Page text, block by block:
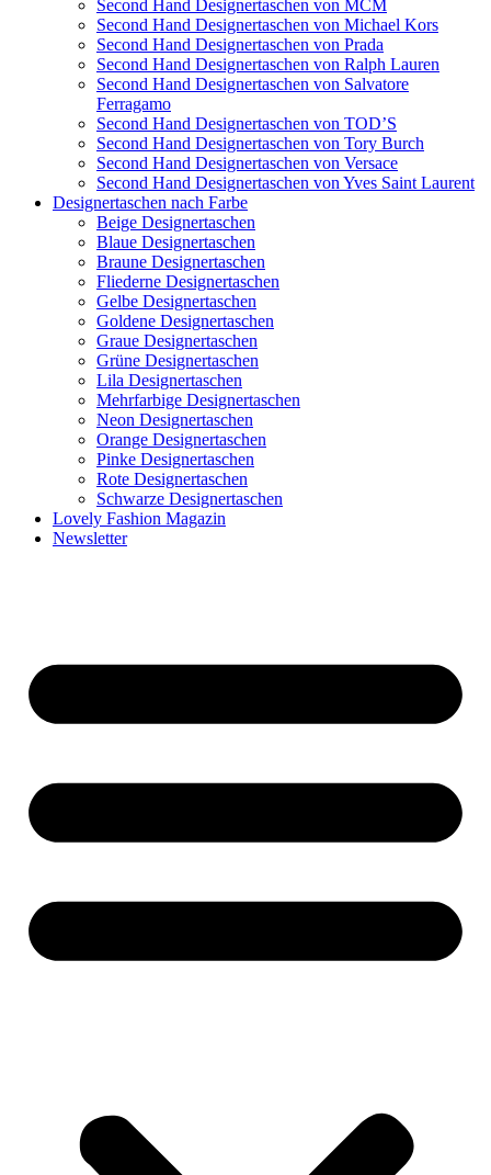
Second Hand Designertaschen von MCM
Second Hand Designertaschen von Michael Kors
Second Hand Designertaschen von Prada
Second Hand Designertaschen von Ralph Lauren
Second Hand Designertaschen von Salvatore
Ferragamo
Second Hand Designertaschen von TOD’S
Second Hand Designertaschen von Tory Burch
Second Hand Designertaschen von Versace
Second Hand Designertaschen von Yves Saint Laurent
Designertaschen nach Farbe
Beige Designertaschen
Blaue Designertaschen
Braune Designertaschen
Fliederne Designertaschen
Gelbe Designertaschen
Goldene Designertaschen
Graue Designertaschen
Grüne Designertaschen
Lila Designertaschen
Mehrfarbige Designertaschen
Neon Designertaschen
Orange Designertaschen
Pinke Designertaschen
Rote Designertaschen
Schwarze Designertaschen
Lovely Fashion Magazin
Newsletter